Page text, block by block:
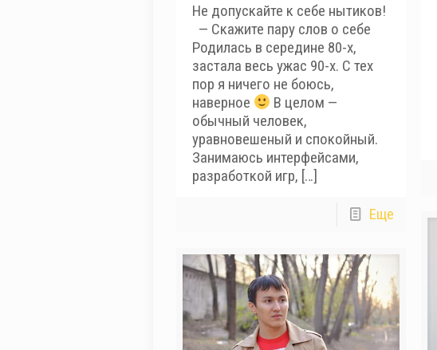
Не допускайте к себе нытиков!
— Скажите пару слов о себе
Родилась в середине 80-х,
застала весь ужас 90-х. С тех
пор я ничего не боюсь,
наверное
В целом —
обычный человек,
уравновешеный и спокойный.
Занимаюсь интерфейсами,
разработкой игр, […]
Еще